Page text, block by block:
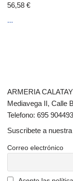
56,58 €
...
ARMERIA
Mediavega II, Calle
Telefono: 695
Suscribete a
Correo electrónico